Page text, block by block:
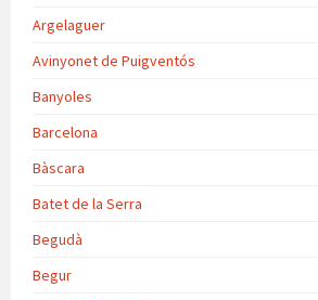
Argelaguer
Avinyonet de Puigventós
Banyoles
Barcelona
Bàscara
Batet de la Serra
Begudà
Begur